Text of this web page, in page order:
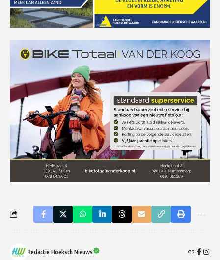
Redactie Hoeksch Nieuws